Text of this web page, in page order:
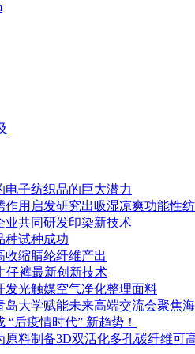
电子纺织品的巨大潜力
作用启发研究出吸湿凉爽功能性
业共同研发印染新技术
种试种成功
收缩腈纶纤维产出
仔裤最新创新技术
发光触媒空气净化整理面料
岛大学赋能未来高端交流会聚焦
后疫情时代” 新趋势！
原料制备3D双活化多孔碳纤维可